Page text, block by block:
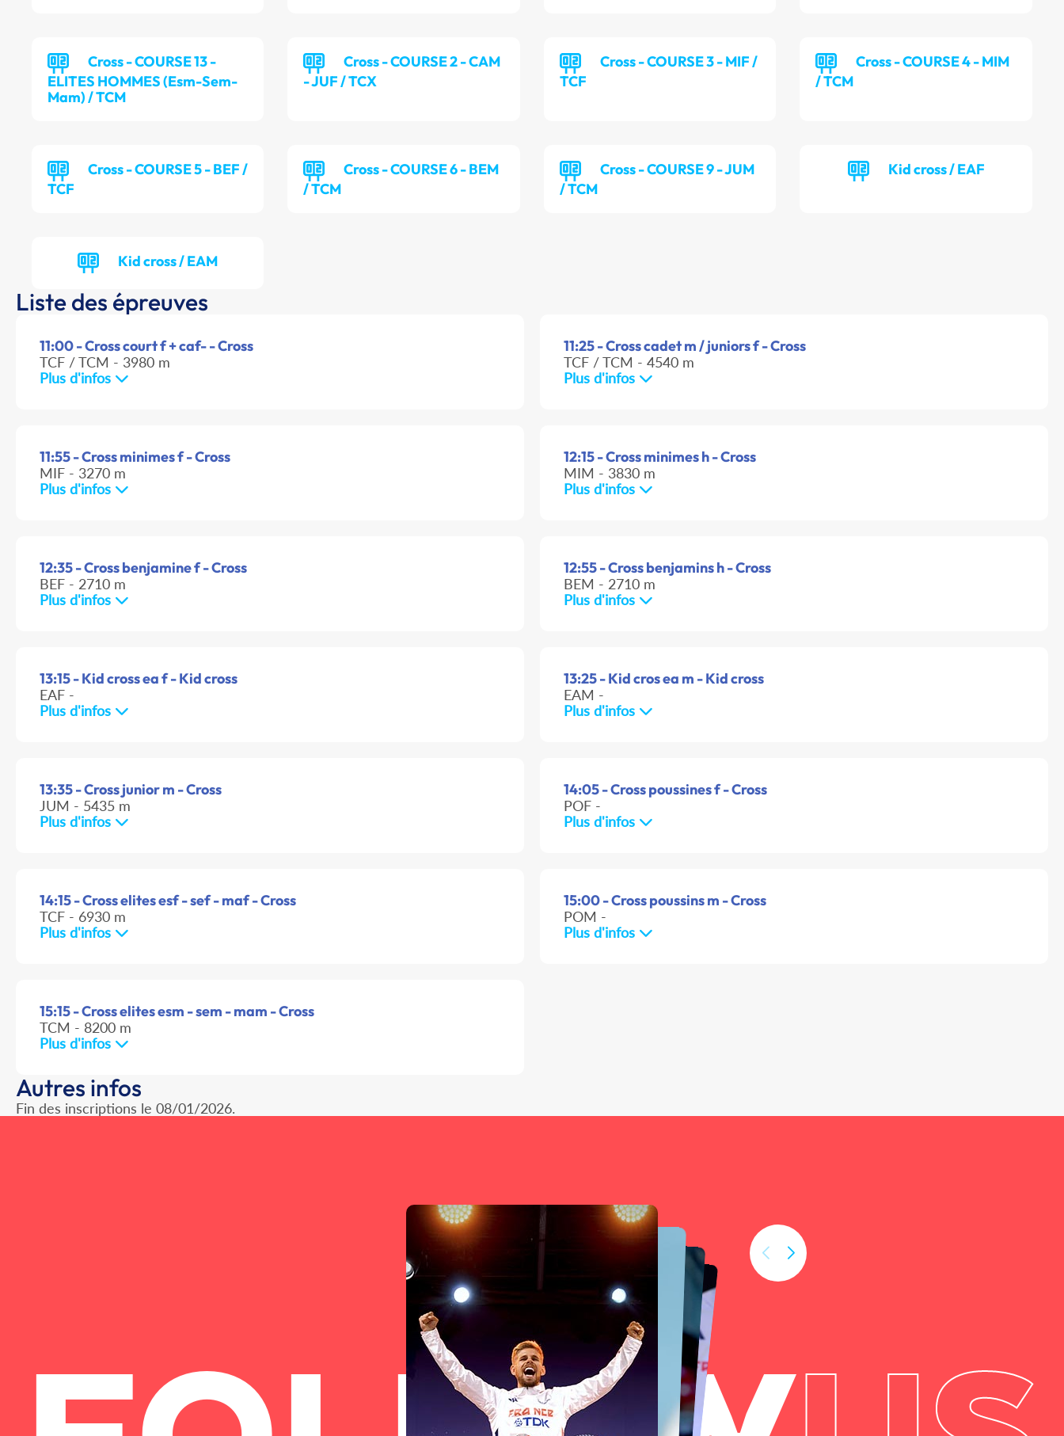
Cross - COURSE 13 -
ELITES HOMMES (Esm-Sem-
Mam) / TCM
Cross - COURSE 2 - CAM
- JUF / TCX
Cross - COURSE 3 - MIF /
TCF
Cross - COURSE 4 - MIM
/ TCM
Cross - COURSE 5 - BEF /
TCF
Cross - COURSE 6 - BEM
/ TCM
Cross - COURSE 9 - JUM
/ TCM
Kid cross / EAF
Kid cross / EAM
Liste des épreuves
11:00 - Cross court f + caf- - Cross
TCF / TCM - 3980 m
Plus d'infos
11:25 - Cross cadet m / juniors f - Cross
TCF / TCM - 4540 m
Plus d'infos
11:55 - Cross minimes f - Cross
MIF - 3270 m
Plus d'infos
12:15 - Cross minimes h - Cross
MIM - 3830 m
Plus d'infos
12:35 - Cross benjamine f - Cross
BEF - 2710 m
Plus d'infos
12:55 - Cross benjamins h - Cross
BEM - 2710 m
Plus d'infos
13:15 - Kid cross ea f - Kid cross
EAF -
Plus d'infos
13:25 - Kid cros ea m - Kid cross
EAM -
Plus d'infos
13:35 - Cross junior m - Cross
JUM - 5435 m
Plus d'infos
14:05 - Cross poussines f - Cross
POF -
Plus d'infos
14:15 - Cross elites esf - sef - maf - Cross
TCF - 6930 m
Plus d'infos
15:00 - Cross poussins m - Cross
POM -
Plus d'infos
15:15 - Cross elites esm - sem - mam - Cross
TCM - 8200 m
Plus d'infos
Autres infos
Fin des inscriptions le 08/01/2026.